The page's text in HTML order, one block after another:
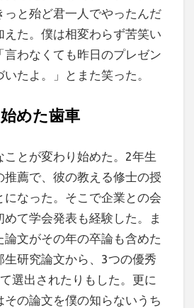
っと殆ど君一人でやったんだ
えた。僕は相変わらず苦笑い
言わなくても昨日のプレゼン
たよ。」とまた笑った。
めた歯車
ことが変わり始めた。2年生
推薦で、彼の教える修士の授
になった。そこで企業との会
て学会発表も経験した。ま
論文がその年の卒論も含めた
生研究論文から、3つの優秀
選出されたりもした。更に
その論文を僕の知らないうち